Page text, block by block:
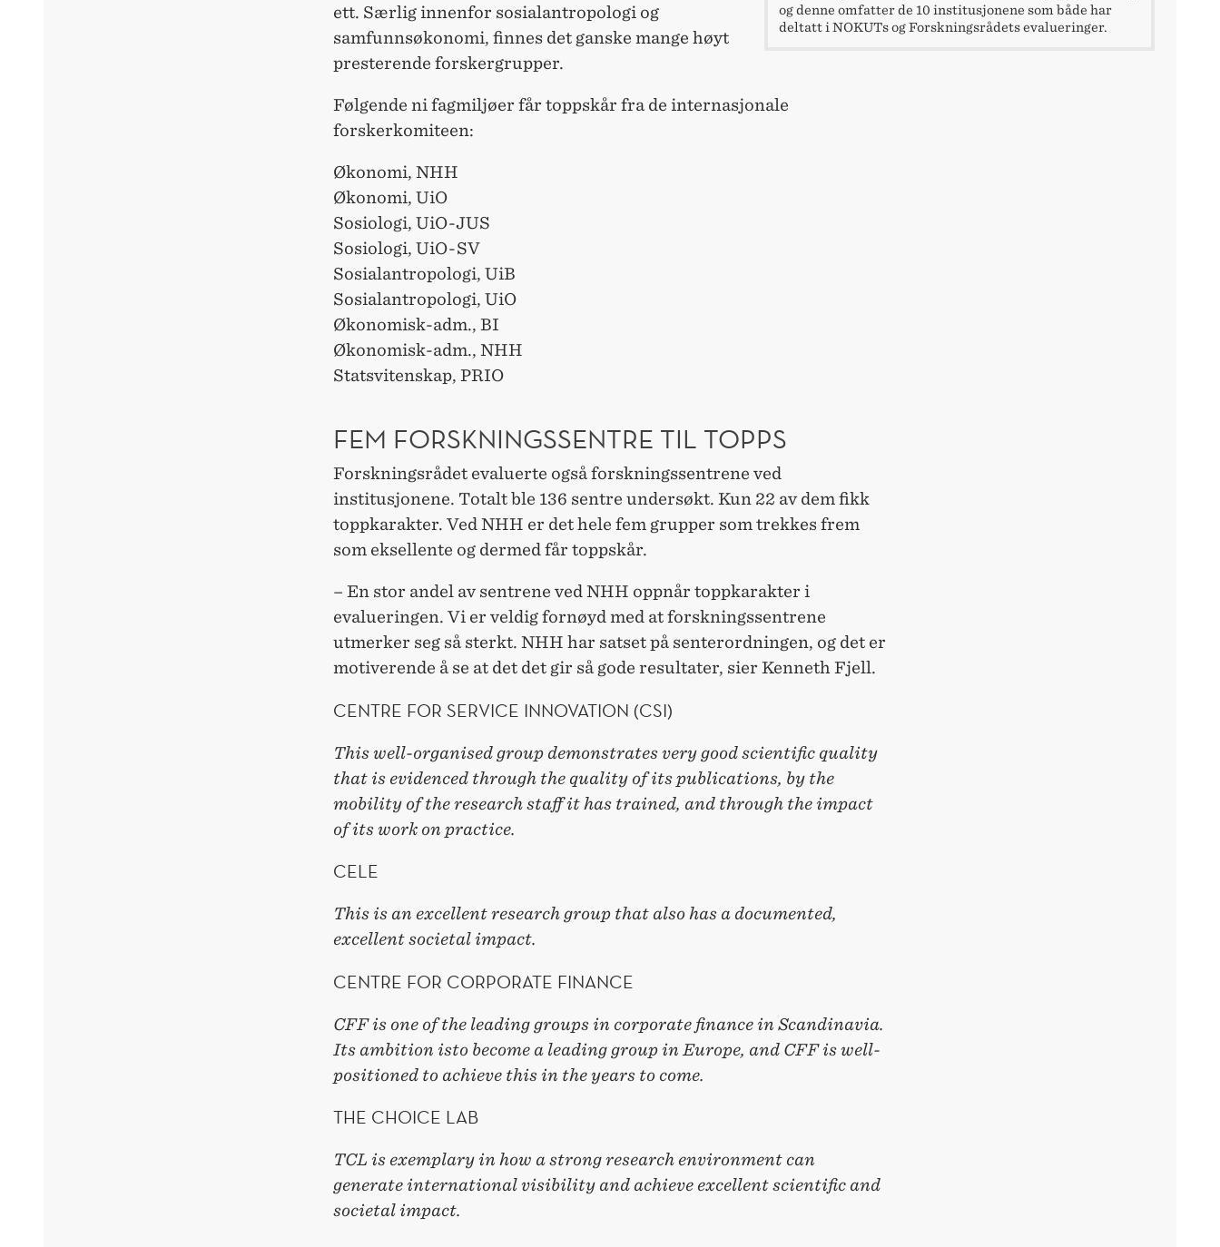
og denne omfatter de 10 institusjonene som både har
deltatt i NOKUTs og Forskningsrådets evalueringer.
ett. Særlig innenfor sosialantropologi og
samfunnsøkonomi, finnes det ganske mange høyt
presterende forskergrupper.
Følgende ni fagmiljøer får toppskår fra de internasjonale
forskerkomiteen:
Økonomi, NHH
Økonomi, UiO
Sosiologi, UiO-JUS
Sosiologi, UiO-SV
Sosialantropologi, UiB
Sosialantropologi, UiO
Økonomisk-adm., BI
Økonomisk-adm., NHH
Statsvitenskap, PRIO
FEM FORSKNINGSSENTRE TIL TOPPS
Forskningsrådet evaluerte også forskningssentrene ved
institusjonene. Totalt ble 136 sentre undersøkt. Kun 22 av dem fikk
toppkarakter. Ved NHH er det hele fem grupper som trekkes frem
som eksellente og dermed får toppskår.
– En stor andel av sentrene ved NHH oppnår toppkarakter i
evalueringen. Vi er veldig fornøyd med at forskningssentrene
utmerker seg så sterkt. NHH har satset på senterordningen, og det er
motiverende å se at det det gir så gode resultater, sier Kenneth Fjell.
CENTRE FOR SERVICE INNOVATION (CSI)
This well-organised group demonstrates very good scientific quality
that is evidenced through the quality of its publications, by the
mobility of the research staff it has trained, and through the impact
of its work on practice.
CELE
This is an excellent research group that also has a documented,
excellent societal impact.
CENTRE FOR CORPORATE FINANCE
CFF is one of the leading groups in corporate finance in Scandinavia.
Its ambition isto become a leading group in Europe, and CFF is well-
positioned to achieve this in the years to come.
THE CHOICE LAB
TCL is exemplary in how a strong research environment can
generate international visibility and achieve excellent scientific and
societal impact.